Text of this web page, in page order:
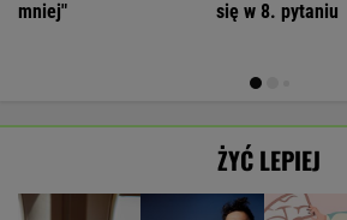
mniej"
się w 8. pytaniu
ŻYĆ LEPIEJ